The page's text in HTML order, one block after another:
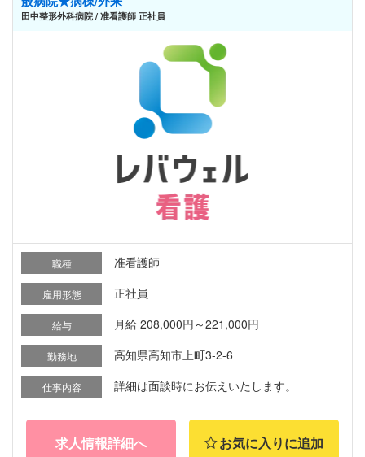
田中整形外科病院 / 准看護師 正社員
職種 准看護師
雇用形態 正社員
給与 月給 208,000円～221,000円
勤務地 高知県高知市上町3-2-6
仕事内容 詳細は面談時にお伝えいたします。
求人情報詳細へ お気に入りに追加